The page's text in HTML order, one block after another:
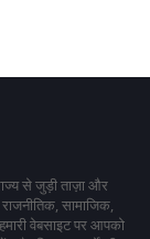
से जुड़ी ताज़ा और
सामाजिक,
वेबसाइट पर आपको